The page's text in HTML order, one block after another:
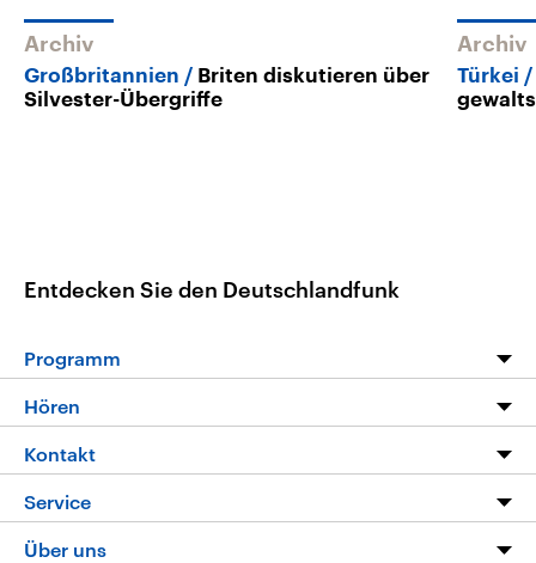
Archiv
Großbritannien
Briten diskutieren über
Silvester-Übergriffe
Archiv
Türkei
Entdecken Sie den Deutschlandfunk
Programm
Programm
Die Nachrichten
Nachrichtenleicht
Neue Beiträge auf dlf.de
Hören
Livestream
Podcasts
Kontakt
Hörerservice
Service
FAQ
Über uns